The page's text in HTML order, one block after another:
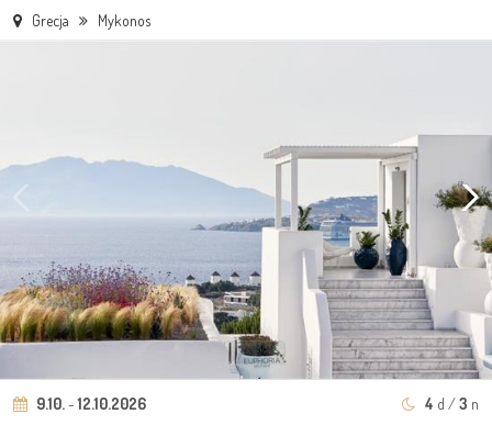
Grecja Mykonos
9.10.-12.10.2026 4 d /3 n